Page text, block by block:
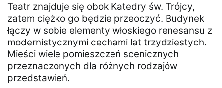
Teatr znajduje się obok Katedry św. Trójcy,
zatem ciężko go będzie przeoczyć. Budynek
łączy w sobie elementy włoskiego renesansu z
modernistycznymi cechami lat trzydziestych.
Mieści wiele pomieszczeń scenicznych
przeznaczonych dla różnych rodzajów
przedstawień.